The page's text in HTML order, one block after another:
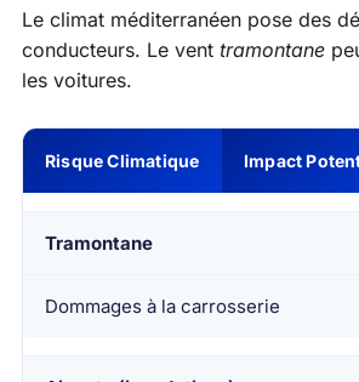
Le climat méditerranéen pose des
conducteurs. Le vent tramontane
les voitures.
Risque Climatique Impact
Tramontane
Dommages à la carrosserie